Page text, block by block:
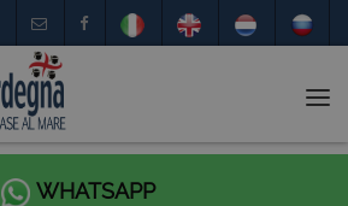
WHATSAPP